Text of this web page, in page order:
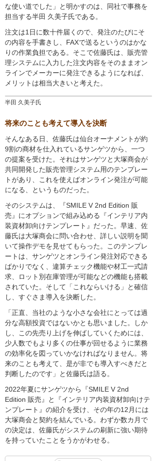
半田 久美子氏
な使い道でした」と明かすのは、同社で事務を
担当する半田 久美子氏である。
注文は1日に数十件届くので、発注のたびにそ
の内容を手書きし、FAXで送るというのはかな
りの作業負担である。そこで佐藤氏は、販売管
理システムに入力した注文内容をそのままオン
ラインでメーカーに発注できるようになれば、
メリットは相当大きいと考えた。
将来のことも考えて導入を決断
そんなある日、佐藤氏は仙台オーナメントが約
9割の商材を仕入れているサンゲツから、一つ
の提案を受けた。それはサンゲツと大塚商会が
共同開発した販売管理システム用のテンプレー
トがあり、これを使えばオンライン発注が可能
になる、というものだった。
そのシステムは、『SMILE V 2nd Edition 販
売』にオプションで組み込める『インテリア内
装資材卸向けテンプレート』だった。早速、佐
藤氏は大塚商会に問い合わせ、詳しい説明を聞
いて操作デモを見せてもらった。このテンプレ
ートは、サンゲツとオンライン発注対応できる
ばかりでなく、違算チェック機能や材工一式請
求、ロット別在庫管理が可能などの機能も搭載
されていた。そして「これならいける」と確信
し、すぐさま導入を決断した。
「正直、当社のような小さな会社にとっては過
分な高額投資ではないかとも思いました。しか
し、この先売り上げを伸ばしていくためには、
少人数でもより多くの仕事が回せるように業務
の効率化を図っていかなければなりません。将
来のことも考えて、是が非でも導入すべきだと
判断したのです」と佐藤氏は語る。
2022年夏にサンゲツから『SMILE V 2nd
Edition 販売』と『インテリア内装資材卸向けテ
ンプレート』の紹介を受け、その年の12月には
大塚商会と契約を結んでいる。わずか数カ月で
の決定は、佐藤氏がシステムの刷新に強い期待
を持っていたことをうかがわせる。